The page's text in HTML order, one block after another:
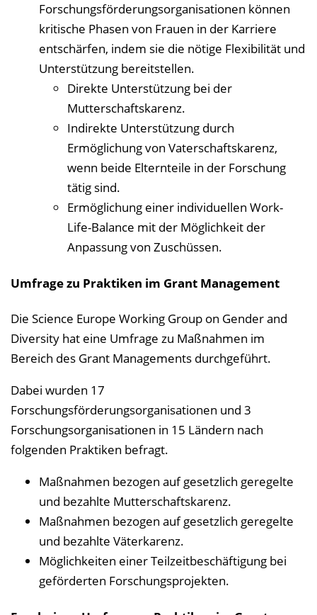
Forschungsförderungsorganisationen können
kritische Phasen von Frauen in der Karriere
entschärfen, indem sie die nötige Flexibilität und
Unterstützung bereitstellen.
Direkte Unterstützung bei der
Mutterschaftskarenz.
Indirekte Unterstützung durch
Ermöglichung von Vaterschaftskarenz,
wenn beide Elternteile in der Forschung
tätig sind.
Ermöglichung einer individuellen Work-
Life-Balance mit der Möglichkeit der
Anpassung von Zuschüssen.
Umfrage zu Praktiken im Grant Management
Die Science Europe Working Group on Gender and
Diversity hat eine Umfrage zu Maßnahmen im
Bereich des Grant Managements durchgeführt.
Dabei wurden 17
Forschungsförderungsorganisationen und 3
Forschungsorganisationen in 15 Ländern nach
folgenden Praktiken befragt.
Maßnahmen bezogen auf gesetzlich geregelte
und bezahlte Mutterschaftskarenz.
Maßnahmen bezogen auf gesetzlich geregelte
und bezahlte Väterkarenz.
Möglichkeiten einer Teilzeitbeschäftigung bei
geförderten Forschungsprojekten.